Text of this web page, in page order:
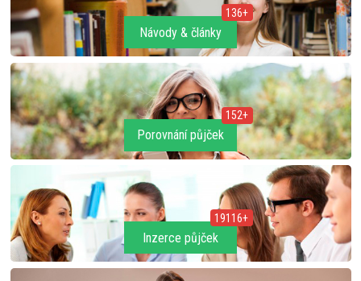
Návody & články
136+
Porovnání půjček
152+
Inzerce půjček
19116+